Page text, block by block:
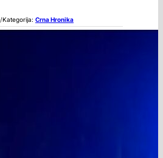
/Kategorija: Crna Hronika